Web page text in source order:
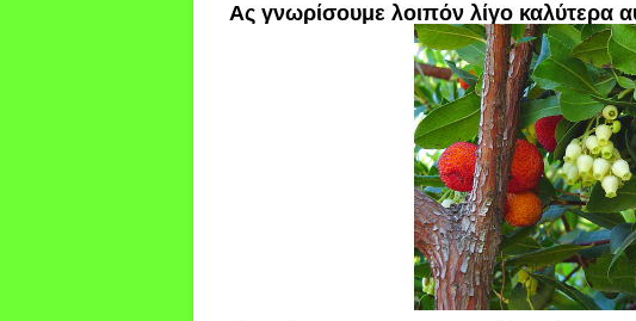
Ας γνωρίσουμε λοιπόν λίγο καλύτερα